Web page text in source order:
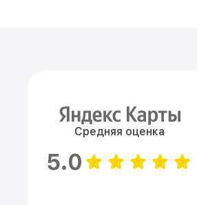
Средняя оценка
5.0